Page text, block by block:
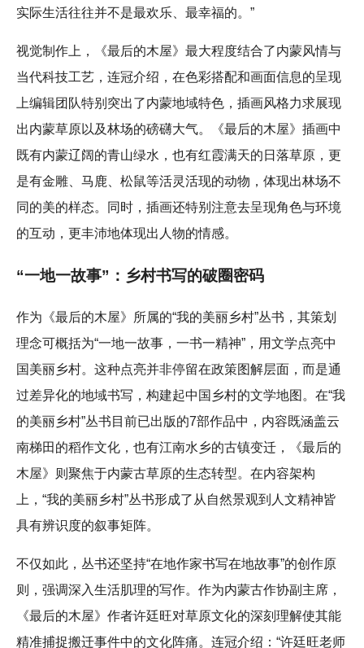
实际生活往往并不是最欢乐、最幸福的。”
视觉制作上，《最后的木屋》最大程度结合了内蒙风情与
当代科技工艺，连冠介绍，在色彩搭配和画面信息的呈现
上编辑团队特别突出了内蒙地域特色，插画风格力求展现
出内蒙草原以及林场的磅礴大气。《最后的木屋》插画中
既有内蒙辽阔的青山绿水，也有红霞满天的日落草原，更
是有金雕、马鹿、松鼠等活灵活现的动物，体现出林场不
同的美的样态。同时，插画还特别注意去呈现角色与环境
的互动，更丰沛地体现出人物的情感。
“一地一故事”：乡村书写的破圈密码
作为《最后的木屋》所属的“我的美丽乡村”丛书，其策划
理念可概括为“一地一故事，一书一精神”，用文学点亮中
国美丽乡村。这种点亮并非停留在政策图解层面，而是通
过差异化的地域书写，构建起中国乡村的文学地图。在“我
的美丽乡村”丛书目前已出版的7部作品中，内容既涵盖云
南梯田的稻作文化，也有江南水乡的古镇变迁，《最后的
木屋》则聚焦于内蒙古草原的生态转型。在内容架构
上，“我的美丽乡村”丛书形成了从自然景观到人文精神皆
具有辨识度的叙事矩阵。
不仅如此，丛书还坚持“在地作家书写在地故事”的创作原
则，强调深入生活肌理的写作。作为内蒙古作协副主席，
《最后的木屋》作者许廷旺对草原文化的深刻理解使其能
精准捕捉搬迁事件中的文化阵痛。连冠介绍：“许廷旺老师